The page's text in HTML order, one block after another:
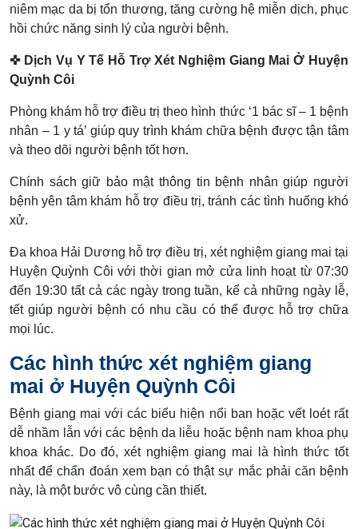
niêm mạc da bị tổn thương, tăng cường hệ miễn dịch, phục
hồi chức năng sinh lý của người bệnh.
✜ Dịch Vụ Y Tế Hỗ Trợ Xét Nghiệm Giang Mai Ở Huyện
Quỳnh Côi
Phòng khám hỗ trợ điều trị theo hình thức ‘1 bác sĩ – 1 bệnh
nhân – 1 y tá’ giúp quy trình khám chữa bệnh được tận tâm
và theo dõi người bệnh tốt hơn.
Chính sách giữ bảo mật thông tin bệnh nhân giúp người
bệnh yên tâm khám hỗ trợ điều trị, tránh các tình huống khó
xử.
Đa khoa Hải Dương hỗ trợ điều trị, xét nghiệm giang mai tại
Huyện Quỳnh Côi với thời gian mở cửa linh hoạt từ 07:30
đến 19:30 tất cả các ngày trong tuần, kể cả những ngày lễ,
tết giúp người bệnh có nhu cầu có thể được hỗ trợ chữa
mọi lúc.
Các hình thức xét nghiệm giang
mai ở Huyện Quỳnh Côi
Bệnh giang mai với các biểu hiện nổi ban hoặc vết loét rất
dễ nhầm lẫn với các bệnh da liễu hoặc bệnh nam khoa phụ
khoa khác. Do đó, xét nghiệm giang mai là hình thức tốt
nhất để chẩn đoán xem bạn có thật sự mắc phải căn bệnh
này, là một bước vô cùng cần thiết.